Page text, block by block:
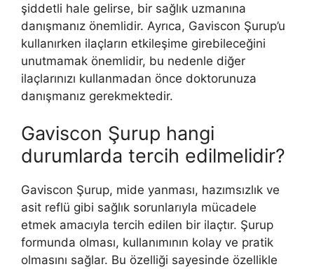
şiddetli hale gelirse, bir sağlık uzmanına
danışmanız önemlidir. Ayrıca, Gaviscon Şurup’u
kullanırken ilaçların etkileşime girebileceğini
unutmamak önemlidir, bu nedenle diğer
ilaçlarınızı kullanmadan önce doktorunuza
danışmanız gerekmektedir.
Gaviscon Şurup hangi
durumlarda tercih edilmelidir?
Gaviscon Şurup, mide yanması, hazımsızlık ve
asit reflü gibi sağlık sorunlarıyla mücadele
etmek amacıyla tercih edilen bir ilaçtır. Şurup
formunda olması, kullanımının kolay ve pratik
olmasını sağlar. Bu özelliği sayesinde özellikle